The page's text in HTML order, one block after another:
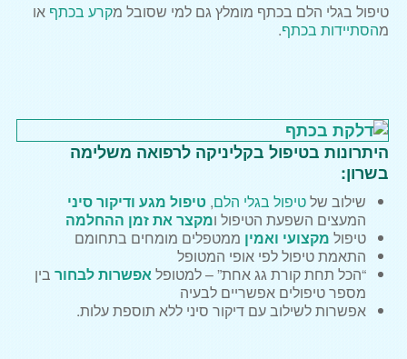
טיפול בגלי הלם בכתף מומלץ גם למי שסובל מקרע בכתף או
מהסתיידות בכתף.
היתרונות בטיפול בקליניקה לרפואה משלימה
בשרון:
שילוב שלטיפול בגלי הלם, טיפול מגע ודיקור סיני
המעצים השפעת הטיפול ומקצר את זמן ההחלמה
טיפול מקצועי ואמין ממטפלים מומחים בתחומם
התאמת טיפול לפי אופי המטופל
“הכל תחת קורת גג אחת” – למטופלאפשרות לבחור בין
מספר טיפולים אפשריים לבעיה
אפשרות לשילוב עם דיקור סיני ללא תוספת עלות.